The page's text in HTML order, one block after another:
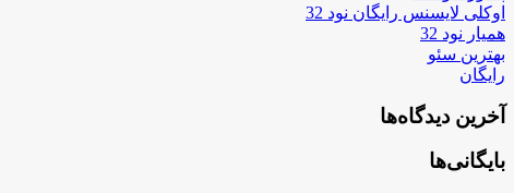
اوکلی لایسنس رایگان نود 32
همیار نود 32
بهترین سئو
رایگان
آخرین دیدگاه‌ها
بایگانی‌ها